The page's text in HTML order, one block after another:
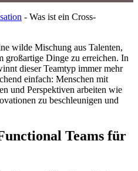
- Was ist ein Cross-
wilde Mischung aus Talenten,
großartige Dinge zu erreichen. In
dieser Teamtyp immer mehr
einfach: Menschen mit
und Perspektiven arbeiten wie
zu beschleunigen und
Teams für